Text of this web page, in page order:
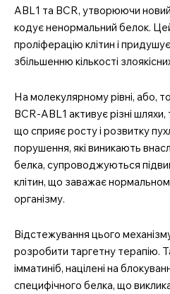
ABL1 та BCR, утворюючи
кодує ненормальний белок.
проліферацію клітин і
збільшенню кількості
На молекулярному рівні, або,
BCR-ABL1 активує різні
що сприяє росту і розвитку
порушення, які виникають
белка, супроводжуються
клітин, що заважає
організму.
Відстежування цього
розробити таргетну терапію.
імматиніб, націлені на
специфічного белка, що